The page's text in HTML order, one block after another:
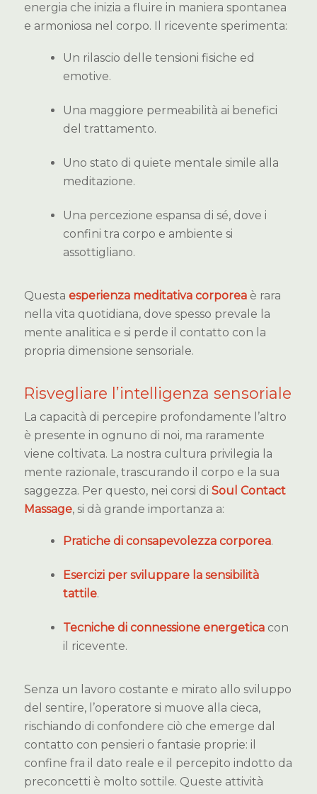
energia che inizia a fluire in maniera spontanea
e armoniosa nel corpo. Il ricevente sperimenta:
Un rilascio delle tensioni fisiche ed
emotive.
Una maggiore permeabilità ai benefici
del trattamento.
Uno stato di quiete mentale simile alla
meditazione.
Una percezione espansa di sé, dove i
confini tra corpo e ambiente si
assottigliano.
Questa esperienza meditativa corporeaè rara
nella vita quotidiana, dove spesso prevale la
mente analitica e si perde il contatto con la
propria dimensione sensoriale.
Risvegliare l’intelligenza sensoriale
La capacità di percepire profondamente l’altro
è presente in ognuno di noi, ma raramente
viene coltivata. La nostra cultura privilegia la
mente razionale, trascurando il corpo e la sua
saggezza. Per questo, nei corsi di Soul Contact
Massage, si dà grande importanza a:
Pratiche di consapevolezza corporea.
Esercizi per sviluppare la sensibilità
tattile.
Tecniche di connessione energeticacon
il ricevente.
Senza un lavoro costante e mirato allo sviluppo
del sentire, l’operatore si muove alla cieca,
rischiando di confondere ciò che emerge dal
contatto con pensieri o fantasie proprie: il
confine fra il dato reale e il percepito indotto da
preconcetti è molto sottile. Queste attività